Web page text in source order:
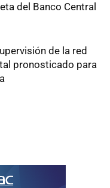
del Banco Central
de la red
pronosticado para